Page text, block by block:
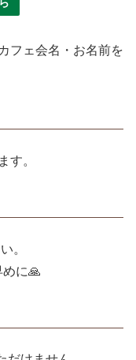
フェ会名・お名前を
す。
。
に🙏